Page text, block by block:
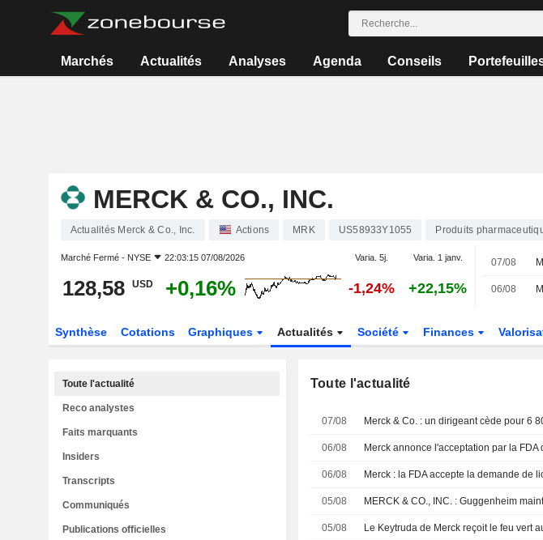
Marchés Actualités Analyses Agenda Conseils
MERCK & CO., INC.
Actualités Merck & Co., Inc. Actions MRK US58933Y1055 Produits
Marché Fermé - NYSE 22:03:15 07/08/2026 Varia. 5j. Varia. 1 janv.
128,58 USD +0,16% -1,24% +22,15%
07/08
06/08
Synthèse Cotations Graphiques Actualités Société Finances
Toute l'actualité
07/08
06/08
06/08
05/08 MERCK & CO., INC. : Guggenheim
05/08
Toute l'actualité
Reco analystes
Faits marquants
Insiders
Transcripts
Communiqués
Publications officielles